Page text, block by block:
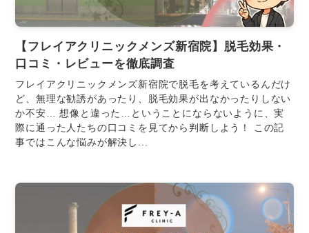
【フレイアクリニックメンズ新宿院】脱毛効果・
口コミ・レビューを徹底調査
フレイアクリニックメンズ新宿院で脱毛を考えているんだけ
ど、無理な勧誘があったり、脱毛効果が出なかったりしない
か不安… 想像と違った…ということにならないように、実
際に通った人たちの口コミを見てから判断しよう！ この記
事ではこんな悩みが解決し...